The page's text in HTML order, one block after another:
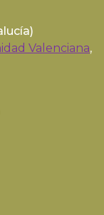
)
Valenciana,